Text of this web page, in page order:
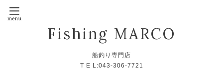
Fishing MARCO
船釣り専門店
T E L:043-306-7721